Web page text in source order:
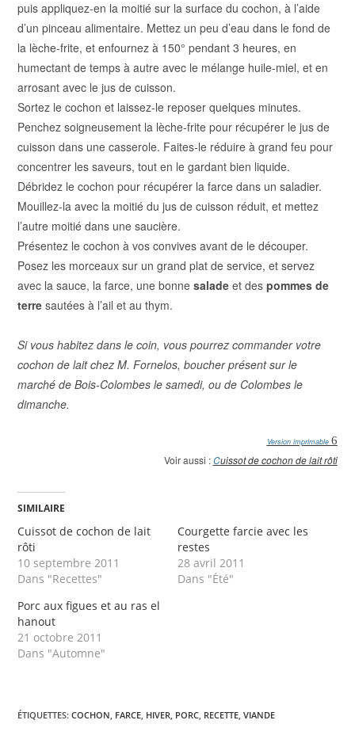
puis appliquez-en la moitié sur la surface du cochon, à l’aide
d’un pinceau alimentaire. Mettez un peu d’eau dans le fond de
la lèche-frite, et enfournez à 150° pendant 3 heures, en
humectant de temps à autre avec le mélange huile-miel, et en
arrosant avec le jus de cuisson.
Sortez le cochon et laissez-le reposer quelques minutes.
Penchez soigneusement la lèche-frite pour récupérer le jus de
cuisson dans une casserole. Faites-le réduire à grand feu pour
concentrer les saveurs, tout en le gardant bien liquide.
Débridez le cochon pour récupérer la farce dans un saladier.
Mouillez-la avec la moitié du jus de cuisson réduit, et mettez
l’autre moitié dans une saucière.
Présentez le cochon à vos convives avant de le découper.
Posez les morceaux sur un grand plat de service, et servez
avec la sauce, la farce, une bonnesaladeet despommes de
terre sautées à l’ail et au thym.
Si vous habitez dans le coin, vous pourrez commander votre
cochon de lait chez M. Fornelos, boucher présent sur le
marché de Bois-Colombes le samedi, ou de Colombes le
dimanche.
Version imprimable 6
Voir aussi :Cuissot de cochon de lait rôti
SIMILAIRE
Cuissot de cochon de lait
rôti
10 septembre 2011
Dans "Recettes"
Courgette farcie avec les
restes
28 avril 2011
Dans "Été"
Porc aux figues et au ras el
hanout
21 octobre 2011
Dans "Automne"
ÉTIQUETTES:COCHON, FARCE, HIVER, PORC, RECETTE, VIANDE